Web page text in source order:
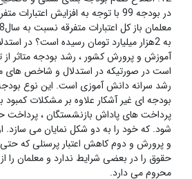
در بودجه 99 با توجه به افزایش
به 2هزار میلیارد تومان رسیده است؟ در
آموزش و پرورش کشور ، رشد بودجه متاثر از
است در صورتیکه در استدلال و شاخص های
رشد سرانه دانش آموزی است. این نوع
بودجه ای غیر آشکار علاوه بر مشکلات کمبود
پرداخت های پاداش بازنشستگان ،
شود. که خود را به دو شکل نمایان می
و پرورش و دوم کاهش اعتبار پرسنلی که
حقوق را در بعضی شرایط ندارد و معلمان را
محروم می دارد.